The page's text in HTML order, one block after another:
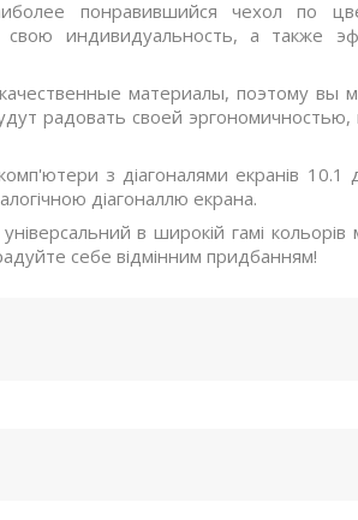
понравившийся чехол по
индивидуальность, а также
материалы, поэтому вы
радовать своей
з діагоналями екранів 10.1
діагоналлю екрана.
в широкій гамі
себе відмінним придбанням!